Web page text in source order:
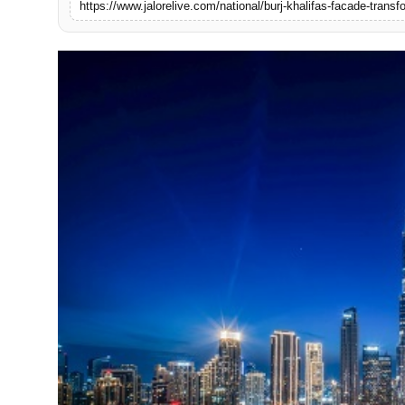
लाइफस्टाइल
https://www.jalorelive.com/national/burj-khalifas-facade-